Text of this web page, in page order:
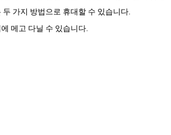
가지 방법으로 휴대할 수 있습니다.
메고 다닐 수 있습니다.